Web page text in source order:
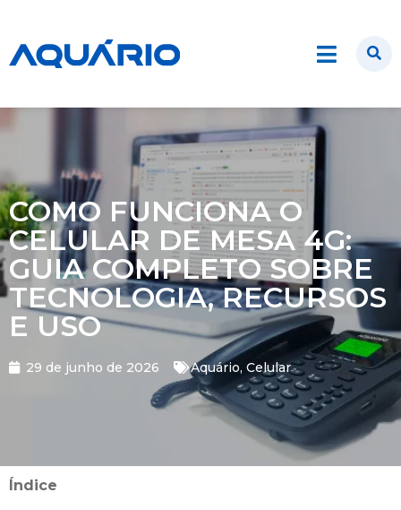
COMO FUNCIONA O
CELULAR DE MESA 4G:
GUIA COMPLETO SOBRE
TECNOLOGIA, RECURSOS
E USO
29 de junho de 2026 Aquário, Celular
Índice